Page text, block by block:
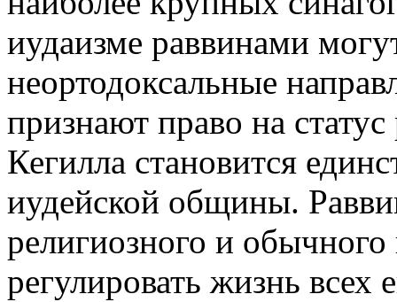
иудаизме раввинами
неортодоксальные
признают право на
Кегилла становится
иудейской общины.
религиозного и обычного
регулировать жизнь всех